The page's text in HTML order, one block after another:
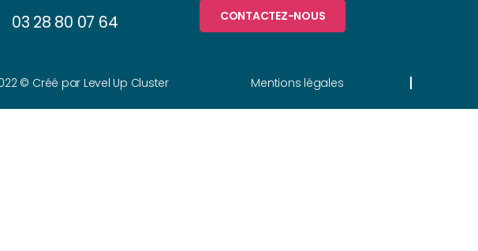
03 28 80 07 64 CONTACTEZ-NOUS
© Créé par Level Up Cluster Mentions légales